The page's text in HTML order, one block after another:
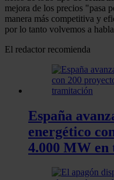
mejora de los precios "pasa
manera más competitiva y
por lo tanto volvemos a
El redactor recomienda
España
energético
4.000 MW